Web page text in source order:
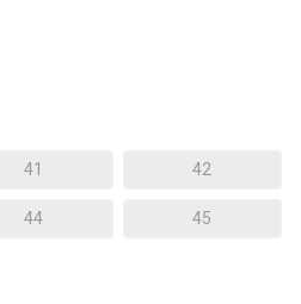
41 42
44 45